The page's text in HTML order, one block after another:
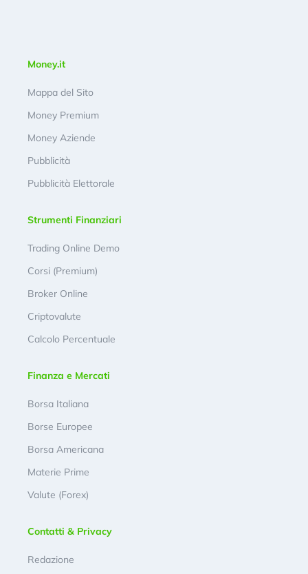
Money.it
Mappa del Sito
Money Premium
Money Aziende
Pubblicità
Pubblicità Elettorale
Strumenti Finanziari
Trading Online Demo
Corsi (Premium)
Broker Online
Criptovalute
Calcolo Percentuale
Finanza e Mercati
Borsa Italiana
Borse Europee
Borsa Americana
Materie Prime
Valute (Forex)
Contatti & Privacy
Redazione